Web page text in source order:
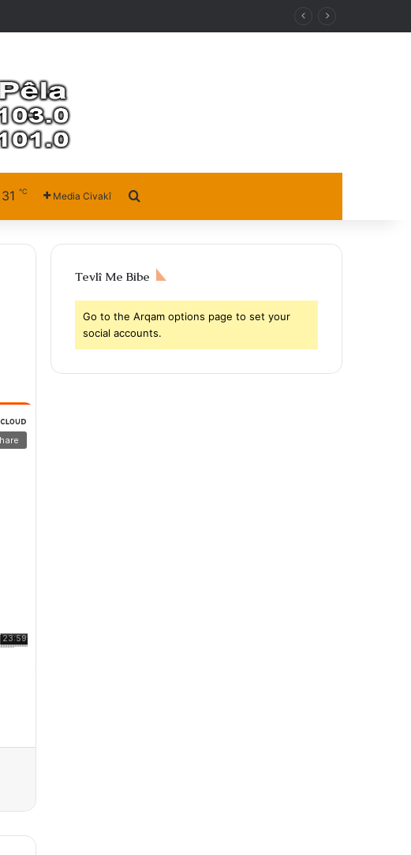
31 ℃ Media Civakî
Tevlî Me Bibe
Go to the Arqam options page to set your
social accounts.